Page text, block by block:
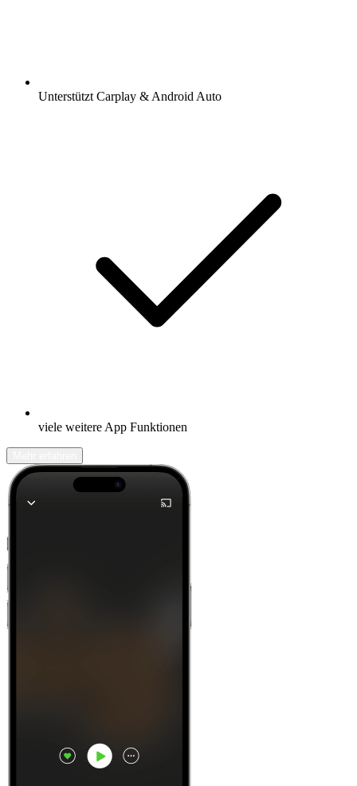
Unterstützt Carplay & Android Auto
viele weitere App Funktionen